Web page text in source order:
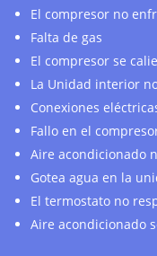
El compresor no
Falta de gas
El compresor se
La Unidad interior
Conexiones
Fallo en el
Aire acondicionado
Gotea agua en la
El termostato no
Aire acondicionado